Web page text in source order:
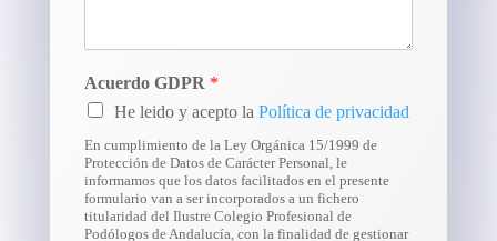
Acuerdo GDPR *
He leido y acepto la Política de privacidad
En cumplimiento de la Ley Orgánica 15/1999 de
Protección de Datos de Carácter Personal, le
informamos que los datos facilitados en el presente
formulario van a ser incorporados a un fichero
titularidad del Ilustre Colegio Profesional de
Podólogos de Andalucía, con la finalidad de gestionar